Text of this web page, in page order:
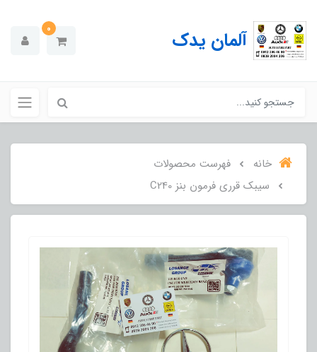
آلمان یدک 0
خانه
فهرست محصولات
سیبک قرری فرمون بنز C240